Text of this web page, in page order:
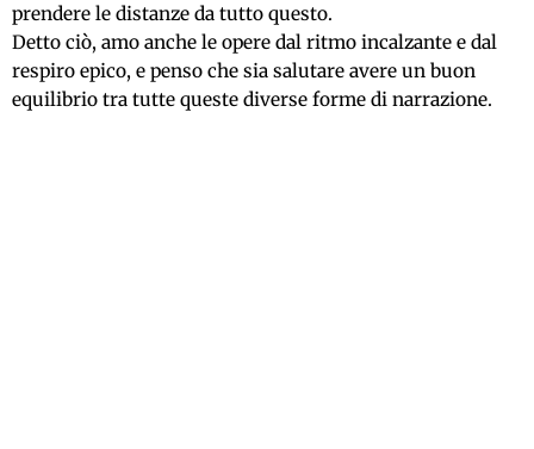
prendere le distanze da tutto questo.
Detto ciò, amo anche le opere dal ritmo incalzante e dal
respiro epico, e penso che sia salutare avere un buon
equilibrio tra tutte queste diverse forme di narrazione.